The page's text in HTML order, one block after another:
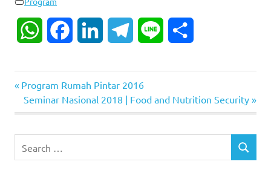
WhatsAppFacebookLinkedIn TelegramLine
Post
navigation
Previous
Post:
Program Rumah Pintar 2016
Next
Post:
Seminar Nasional 2018 | Food and Nutrition Security
for:
SEARCH